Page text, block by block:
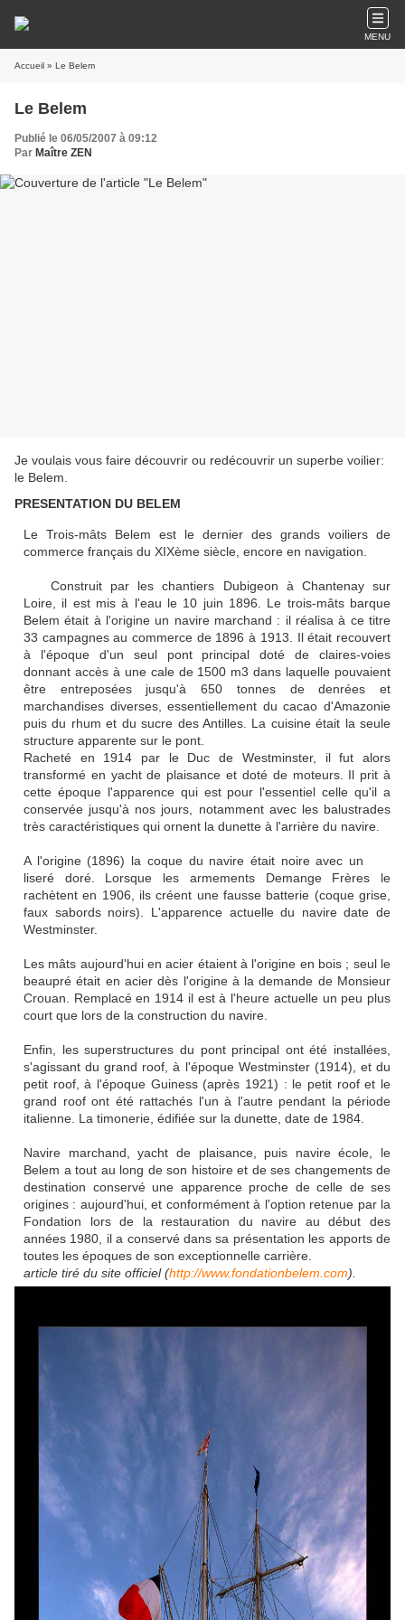
MENU
Accueil » Le Belem
Le Belem
Publié le 06/05/2007 à 09:12
Par Maître ZEN
Je voulais vous faire découvrir ou redécouvrir un superbe voilier:
le Belem.
PRESENTATION DU BELEM
Le Trois-mâts Belem est le dernier des grands voiliers de
commerce français du XIXème siècle, encore en navigation.
Construit par les chantiers Dubigeon à Chantenay sur
Loire, il est mis à l'eau le 10 juin 1896. Le trois-mâts barque
Belem était à l'origine un navire marchand : il réalisa à ce titre
33 campagnes au commerce de 1896 à 1913. Il était recouvert
à l'époque d'un seul pont principal doté de claires-voies
donnant accès à une cale de 1500 m3 dans laquelle pouvaient
être entreposées jusqu'à 650 tonnes de denrées et
marchandises diverses, essentiellement du cacao d'Amazonie
puis du rhum et du sucre des Antilles. La cuisine était la seule
structure apparente sur le pont.
Racheté en 1914 par le Duc de Westminster, il fut alors
transformé en yacht de plaisance et doté de moteurs. Il prit à
cette époque l'apparence qui est pour l'essentiel celle qu'il a
conservée jusqu'à nos jours, notamment avec les balustrades
très caractéristiques qui ornent la dunette à l'arrière du navire.
A l'origine (1896) la coque du navire était noire avec un
liseré doré. Lorsque les armements Demange Frères le
rachètent en 1906, ils créent une fausse batterie (coque grise,
faux sabords noirs). L'apparence actuelle du navire date de
Westminster.
Les mâts aujourd'hui en acier étaient à l'origine en bois ; seul le
beaupré était en acier dès l'origine à la demande de Monsieur
Crouan. Remplacé en 1914 il est à l'heure actuelle un peu plus
court que lors de la construction du navire.
Enfin, les superstructures du pont principal ont été installées,
s'agissant du grand roof, à l'époque Westminster (1914), et du
petit roof, à l'époque Guiness (après 1921) : le petit roof et le
grand roof ont été rattachés l'un à l'autre pendant la période
italienne. La timonerie, édifiée sur la dunette, date de 1984.
Navire marchand, yacht de plaisance, puis navire école, le
Belem a tout au long de son histoire et de ses changements de
destination conservé une apparence proche de celle de ses
origines : aujourd'hui, et conformément à l'option retenue par la
Fondation lors de la restauration du navire au début des
années 1980, il a conservé dans sa présentation les apports de
toutes les époques de son exceptionnelle carrière.
article tiré du site officiel (http://www.fondationbelem.com).